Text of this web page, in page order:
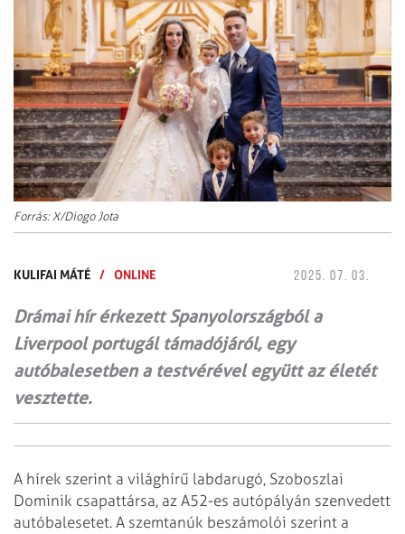
Forrás: X/Diogo Jota
KULIFAI MÁTÉ / ONLINE 2025. 07. 03.
Drámai hír érkezett Spanyolországból a
Liverpool portugál támadójáról, egy
autóbalesetben a testvérével együtt az életét
vesztette.
A hírek szerint a világhírű labdarugó, Szoboszlai
Dominik csapattársa, az A52-es autópályán szenvedett
autóbalesetet. A szemtanúk beszámolói szerint a